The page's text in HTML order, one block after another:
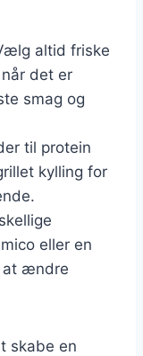
altid friske
det er
smag og
til protein
kylling for
eller en
at ændre
skabe en